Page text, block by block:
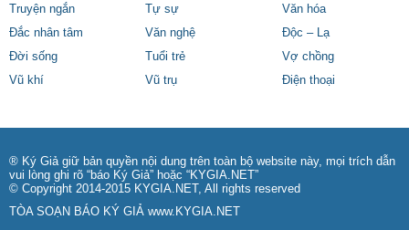
Truyện ngắn
Tự sự
Văn hóa
Đắc nhân tâm
Văn nghệ
Độc – Lạ
Đời sống
Tuổi trẻ
Vợ chồng
Vũ khí
Vũ trụ Điện thoại
® Ký Giả giữ bản quyền nội dung trên toàn bộ website này, mọi trích dẫn
vui lòng ghi rõ “báo Ký Giả” hoặc “KYGIA.NET”
© Copyright 2014-2015 KYGIA.NET, All rights reserved
TÒA SOẠN BÁO KÝ GIẢ www.KYGIA.NET